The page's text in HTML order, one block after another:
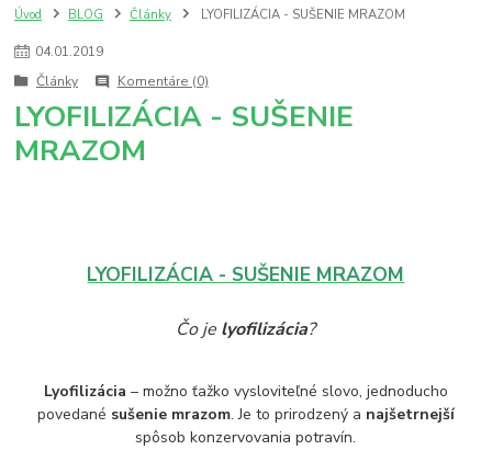
sušené jablká
quinoa tofu zdravy obed
quinoa recept
zdravý recept tofu quinoa
snack
dzem jam klíčky
vegan
zdrava strava klíčenie
nakličovanie
benefity nakličovania
Úvod BLOG Články LYOFILIZÁCIA - SUŠENIE MRAZOM
04.01.2019
Články
Komentáre (0)
LYOFILIZÁCIA - SUŠENIE
MRAZOM
LYOFILIZÁCIA - SUŠENIE MRAZOM
Čo je lyofilizácia?
Lyofilizácia – možno ťažko vysloviteľné slovo, jednoducho
povedané sušenie mrazom. Je to prirodzený a najšetrnejší
spôsob konzervovania potravín.